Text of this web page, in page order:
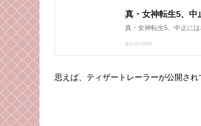
思えば、ティザートレーラーが公開され